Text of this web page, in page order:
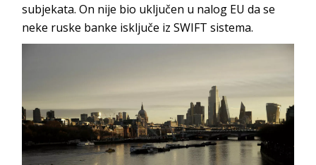
subjekata. On nije bio uključen u nalog EU da se
neke ruske banke isključe iz SWIFT sistema.